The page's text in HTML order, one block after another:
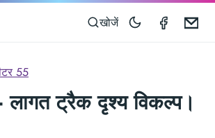
खोजें
55
लागत ट्रैक दृश्य विकल्प।